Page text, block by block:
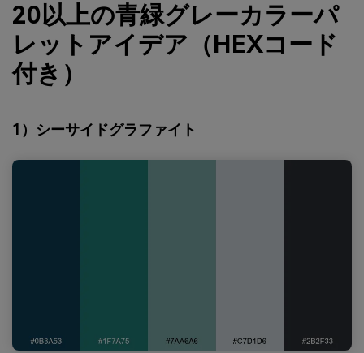
20以上の青緑グレーカラーパ
レットアイデア（HEXコード
付き）
1）シーサイドグラファイト